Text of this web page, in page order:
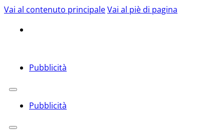
Vai al contenuto principaleVai al piè di pagina
Pubblicità
Pubblicità